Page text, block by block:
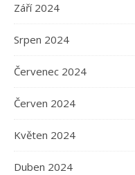
Září 2024
Srpen 2024
Červenec 2024
Červen 2024
Květen 2024
Duben 2024